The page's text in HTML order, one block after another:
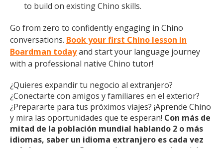
to build on existing Chino skills.
Go from zero to confidently engaging in Chino
conversations. Book your first Chino lesson in
Boardman todayand start your language journey
with a professional native Chino tutor!
¿Quieres expandir tu negocio al extranjero?
¿Conectarte con amigos y familiares en el exterior?
¿Prepararte para tus próximos viajes? ¡Aprende Chino
y mira las oportunidades que te esperan! Con más de
mitad de la población mundial hablando 2 o más
idiomas, saber un idioma extranjero es cada vez